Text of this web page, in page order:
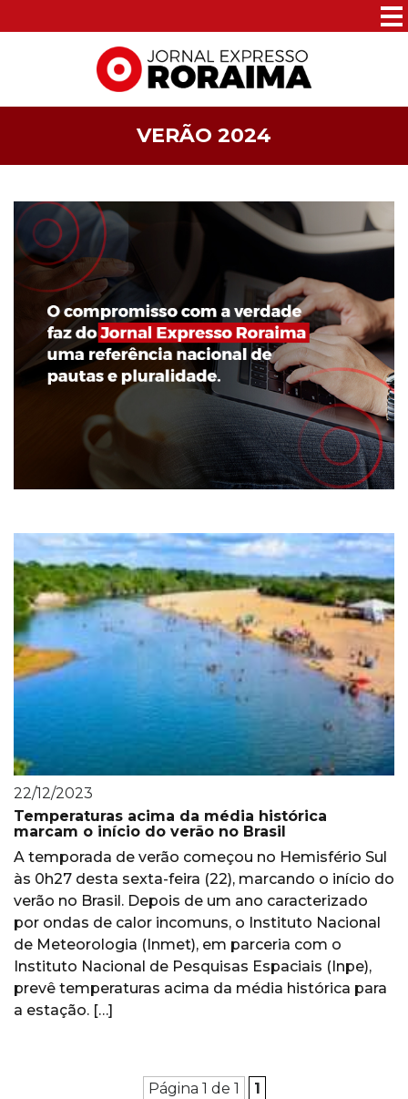
VERÃO 2024
22/12/2023
Temperaturas acima da média histórica
marcam o início do verão no Brasil
A temporada de verão começou no Hemisfério Sul
às 0h27 desta sexta-feira (22), marcando o início do
verão no Brasil. Depois de um ano caracterizado
por ondas de calor incomuns, o Instituto Nacional
de Meteorologia (Inmet), em parceria com o
Instituto Nacional de Pesquisas Espaciais (Inpe),
prevê temperaturas acima da média histórica para
a estação. […]
Página 1 de 1 1